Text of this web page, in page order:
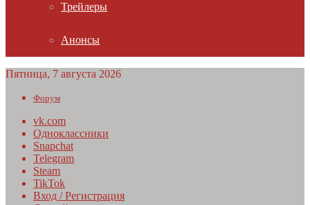
Трейлеры
Анонсы
Пятница, 7 августа 2026
Форум
vk.com
Одноклассники
Snapchat
Telegram
Steam
TikTok
Вход / Регистрация